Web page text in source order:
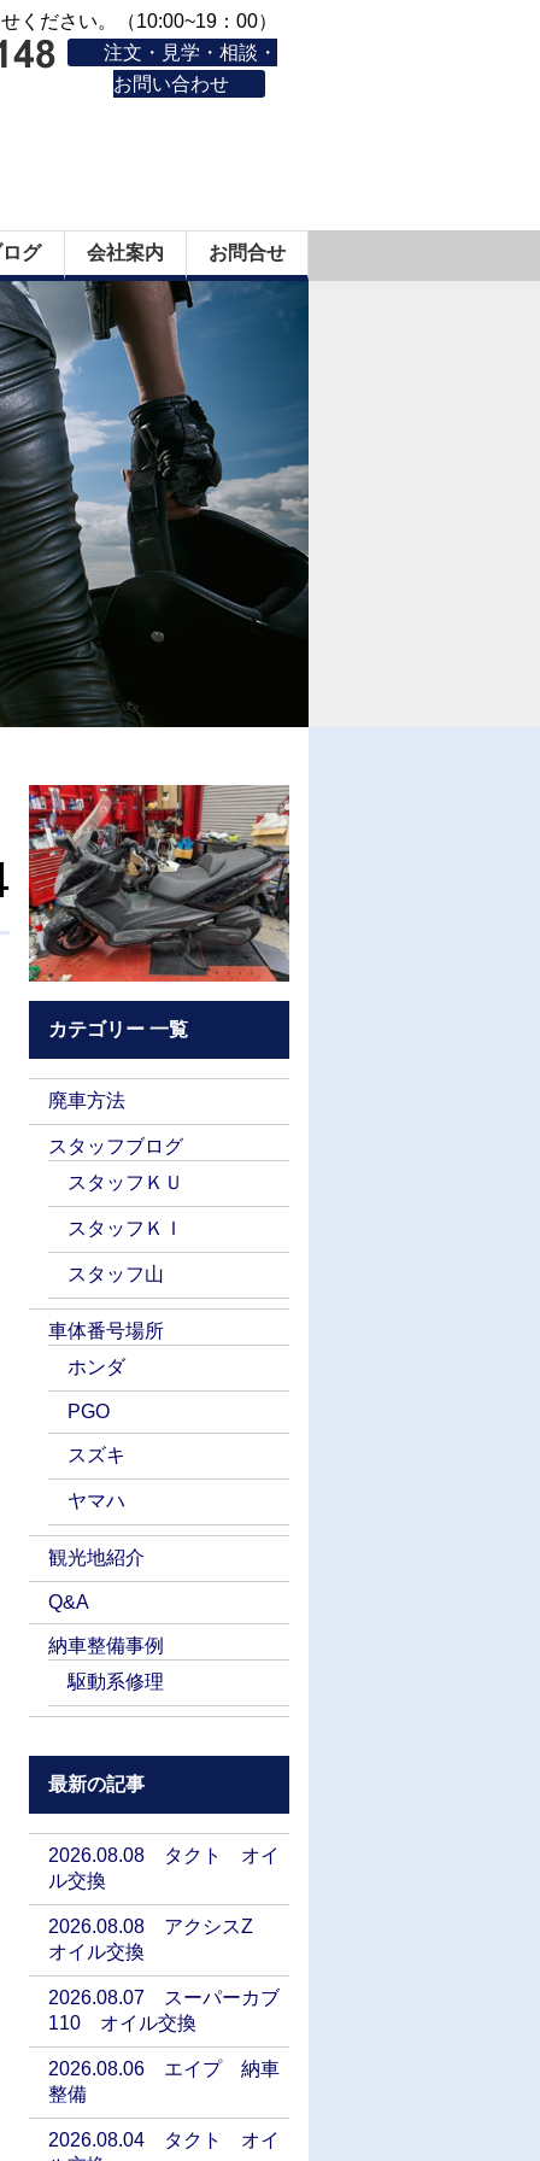
ください。（10:00~19：00）
注文・見学・相談・
お問い合わせ
グ 会社案内 お問合せ
カテゴリー 一覧
廃車方法
スタッフブログ
スタッフＫＵ
スタッフＫＩ
スタッフ山
車体番号場所
ホンダ
PGO
スズキ
ヤマハ
観光地紹介
Q&A
納車整備事例
駆動系修理
最新の記事
2026.08.08 タクト オイ
ル交換
2026.08.08 アクシスZ
オイル交換
2026.08.07 スーパーカブ
110 オイル交換
2026.08.06 エイプ 納車
整備
2026.08.04 タクト オイ